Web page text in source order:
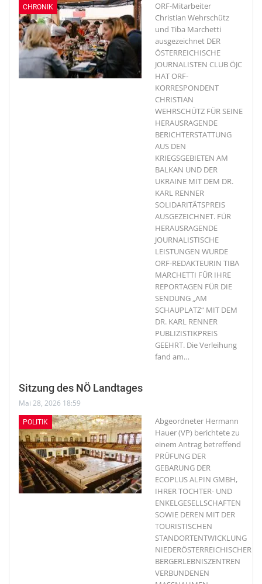
CHRONIK
ORF-Mitarbeiter
Christian Wehrschütz
und Tiba Marchetti
ausgezeichnet DER
ÖSTERREICHISCHE
JOURNALISTEN CLUB ÖJC
HAT ORF-
KORRESPONDENT
CHRISTIAN
WEHRSCHÜTZ FÜR SEINE
HERAUSRAGENDE
BERICHTERSTATTUNG
AUS DEN
KRIEGSGEBIETEN AM
BALKAN UND DER
UKRAINE MIT DEM DR.
KARL RENNER
SOLIDARITÄTSPREIS
AUSGEZEICHNET. FÜR
HERAUSRAGENDE
JOURNALISTISCHE
LEISTUNGEN WURDE
ORF-REDAKTEURIN TIBA
MARCHETTI FÜR IHRE
REPORTAGEN FÜR DIE
SENDUNG „AM
SCHAUPLATZ“ MIT DEM
DR. KARL RENNER
PUBLIZISTIKPREIS
GEEHRT. Die Verleihung
fand am…
Sitzung des NÖ Landtages
Mai 28, 2026 18:59
POLITIK
Abgeordneter Hermann
Hauer (VP) berichtete zu
einem Antrag betreffend
PRÜFUNG DER
GEBARUNG DER
ECOPLUS ALPIN GMBH,
IHRER TOCHTER- UND
ENKELGESELLSCHAFTEN
SOWIE DEREN MIT DER
TOURISTISCHEN
STANDORTENTWICKLUNG
NIEDERÖSTERREICHISCHER
BERGERLEBNISZENTREN
VERBUNDENEN